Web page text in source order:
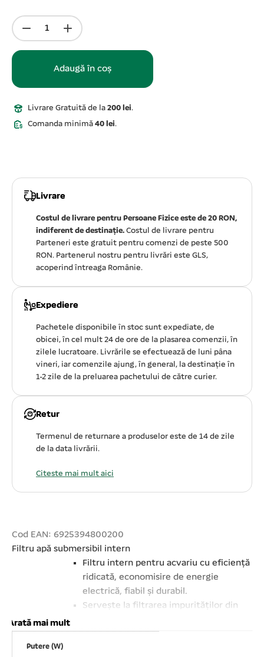
Adaugă în coș
Livrare Gratuită de la 200 lei.
Comanda minimă 40 lei.
Livrare
Costul de livrare pentru Persoane Fizice este de 20 RON,
indiferent de destinație. Costul de livrare pentru
Parteneri este gratuit pentru comenzi de peste 500
RON. Partenerul nostru pentru livrări este GLS,
acoperind întreaga Românie.
Expediere
Pachetele disponibile în stoc sunt expediate, de
obicei, în cel mult 24 de ore de la plasarea comenzii, în
zilele lucratoare. Livrările se efectuează de luni pâna
vineri, iar comenzile ajung, în general, la destinație în
1-2 zile de la preluarea pachetului de către curier.
Retur
Termenul de returnare a produselor este de 14 de zile
de la data livrării.
Citeste mai mult aici
Cod EAN: 6925394800200
Filtru apă submersibil intern
Filtru intern pentru acvariu cu eficiență
ridicată, economisire de energie
electrică, fiabil și durabil.
Servește la filtrarea impurităților din
(2-3 zile) cu apă curată și montată la loc.
Arată mai mult
Putere (W)